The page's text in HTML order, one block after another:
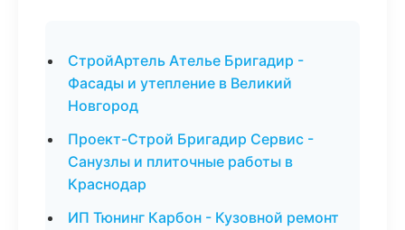
СтройАртель Ателье Бригадир -
Фасады и утепление в Великий
Новгород
Проект-Строй Бригадир Сервис -
Санузлы и плиточные работы в
Краснодар
ИП Тюнинг Карбон - Кузовной ремонт